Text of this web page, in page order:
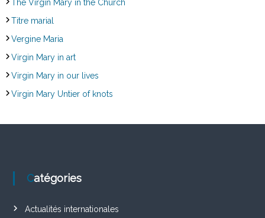
The Virgin Mary in the Church
Titre marial
Vergine Maria
Virgin Mary in art
Virgin Mary in our lives
Virgin Mary Untier of knots
Catégories
Actualités internationales